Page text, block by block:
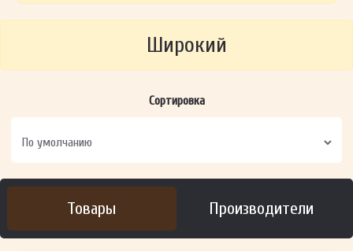
Широкий
Сортировка
Товары Производители